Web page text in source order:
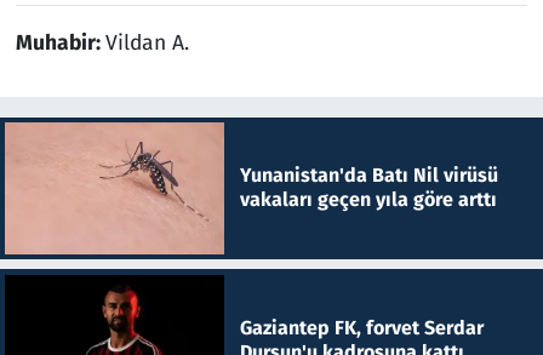
Muhabir:Vildan A.
Yunanistan'da Batı Nil virüsü
vakaları geçen yıla göre arttı
Gaziantep FK, forvet Serdar